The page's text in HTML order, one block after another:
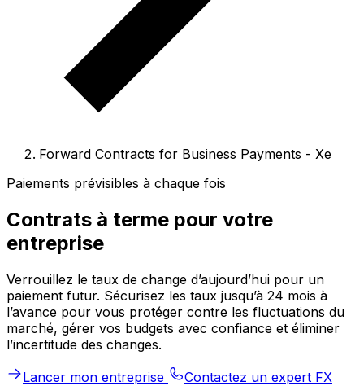
Forward Contracts for Business Payments - Xe
Paiements prévisibles à chaque fois
Contrats à terme pour votre
entreprise
Verrouillez le taux de change d’aujourd’hui pour un
paiement futur. Sécurisez les taux jusqu’à 24 mois à
l’avance pour vous protéger contre les fluctuations du
marché, gérer vos budgets avec confiance et éliminer
l’incertitude des changes.
Lancer mon entreprise
Contactez un expert FX